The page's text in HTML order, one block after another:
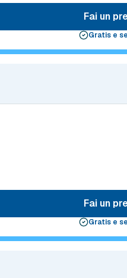
Fai un
Gratis e
Fai un
Gratis e